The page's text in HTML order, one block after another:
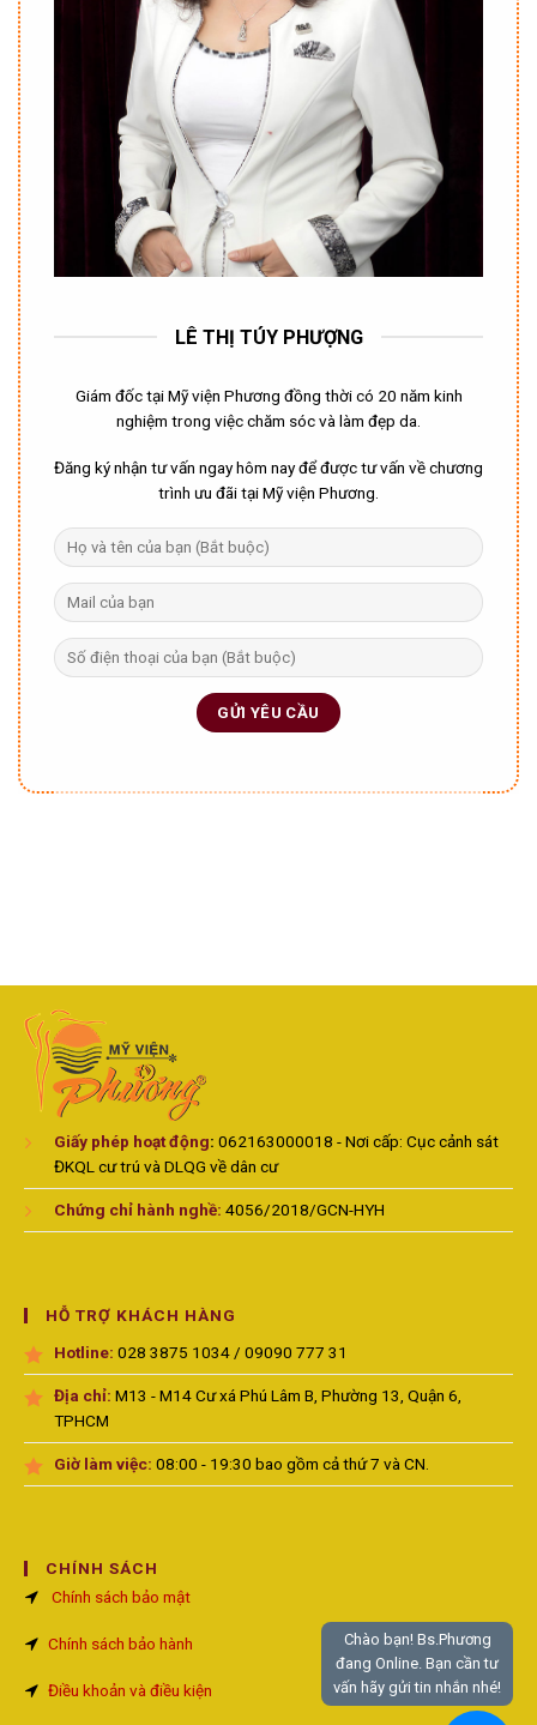
LÊ THỊ TÚY PHƯỢNG
Giám đốc tại Mỹ viện Phương đồng thời có 20 năm kinh
nghiệm trong việc chăm sóc và làm đẹp da.
Đăng ký nhận tư vấn ngay hôm nay để được tư vấn về chương
trình ưu đãi tại Mỹ viện Phương.
Giấy phép hoạt động: 062163000018 - Nơi cấp: Cục cảnh sát
ĐKQL cư trú và DLQG về dân cư
Chứng chỉ hành nghề: 4056/2018/GCN-HYH
HỖ TRỢ KHÁCH HÀNG
Hotline: 028 3875 1034 / 09090 777 31
Địa chỉ: M13 - M14 Cư xá Phú Lâm B, Phường 13, Quận 6,
TPHCM
Giờ làm việc: 08:00 - 19:30 bao gồm cả thứ 7 và CN.
CHÍNH SÁCH
Chính sách bảo mật
Chính sách bảo hành
Điều khoản và điều kiện
Chào bạn! Bs.Phương
đang Online. Bạn cần tư
vấn hãy gửi tin nhắn nhé!